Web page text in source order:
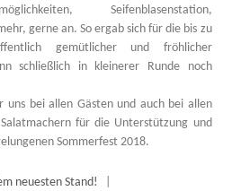
Seifenblasenstation,
gerne an. So ergab sich für die bis zu
gemütlicher und fröhlicher
schließlich in kleinerer Runde noch
uns bei allen Gästen und auch bei allen
für die Unterstützung und
Sommerfest 2018.
neuesten Stand!